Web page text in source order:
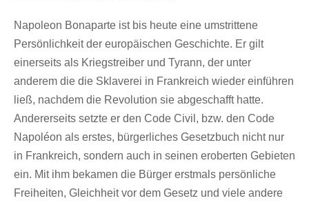
Napoleon Bonaparte ist bis heute eine umstrittene
Persönlichkeit der europäischen Geschichte. Er gilt
einerseits als Kriegstreiber und Tyrann, der unter
anderem die die Sklaverei in Frankreich wieder einführen
ließ, nachdem die Revolution sie abgeschafft hatte.
Andererseits setzte er den Code Civil, bzw. den Code
Napoléon als erstes, bürgerliches Gesetzbuch nicht nur
in Frankreich, sondern auch in seinen eroberten Gebieten
ein. Mit ihm bekamen die Bürger erstmals persönliche
Freiheiten, Gleichheit vor dem Gesetz und viele andere